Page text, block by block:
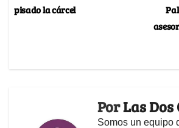
pisado la cárcel
PorLas
Somos un equipo